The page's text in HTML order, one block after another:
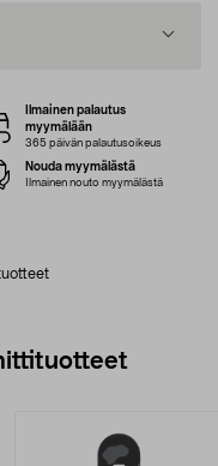
Ilmainen palautus
myymälään
365 päivän palautusoikeus
Nouda myymälästä
Ilmainen nouto myymälästä